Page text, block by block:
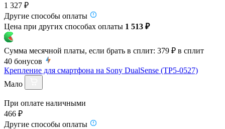
1 327 ₽
Другие способы оплаты
Цена при других способах оплаты 1 513 ₽
Сумма месячной платы, если брать в сплит: 379 ₽ в сплит
40 бонусов
Крепление для смартфона на Sony DualSense (TP5-0527)
Мало
При оплате наличными
466 ₽
Другие способы оплаты